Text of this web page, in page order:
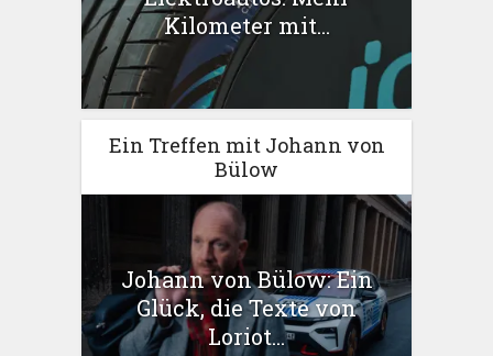
Kilometer mit...
Ein Treffen mit Johann von
Bülow
Johann von Bülow: Ein
Glück, die Texte von
Loriot...